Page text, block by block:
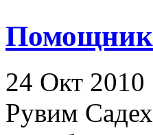
Помощник
24 Окт 2010
Рувим